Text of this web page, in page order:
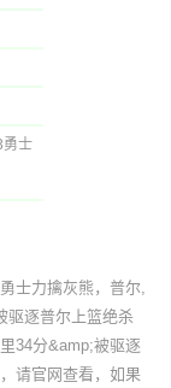
勇士
士力擒灰熊，普尔,
驱逐普尔上篮绝杀
34分&amp;被驱逐
请官网查看，如果